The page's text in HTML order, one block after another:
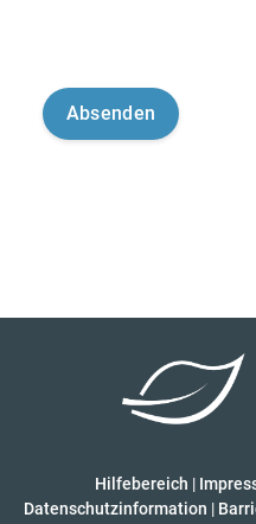
Hilfebereich |
Datenschutzinformation |